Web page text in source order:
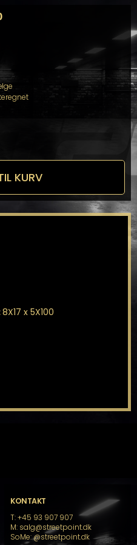
KURV
8X17 x 5X100
KONTAKT
T: +45 93 907 907
M: salg@streetpoint.dk
SoMe:@streetpoint.dk